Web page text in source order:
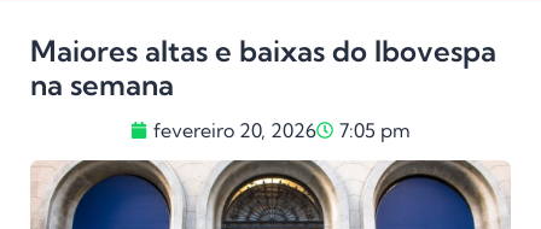
Maiores altas e baixas do Ibovespa
na semana
fevereiro 20, 2026 7:05 pm